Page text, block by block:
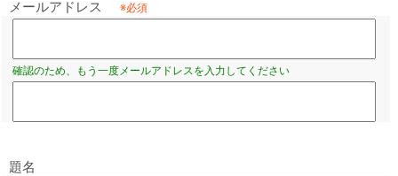
メールアドレス
題名